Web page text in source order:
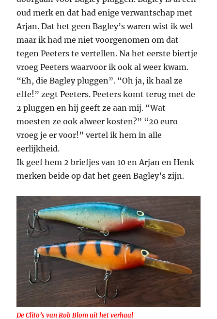
oud merk en dat had enige verwantschap met
Arjan. Dat het geen Bagley’s waren wist ik wel
maar ik had me niet voorgenomen om dat
tegen Peeters te vertellen. Na het eerste biertje
vroeg Peeters waarvoor ik ook al weer kwam.
“Eh, die Bagley pluggen”. “Oh ja, ik haal ze
effe!” zegt Peeters. Peeters komt terug met de
2 pluggen en hij geeft ze aan mij. “Wat
moesten ze ook alweer kosten?” “20 euro
vroeg je er voor!” vertel ik hem in alle
eerlijkheid.
Ik geef hem 2 briefjes van 10 en Arjan en Henk
merken beide op dat het geen Bagley’s zijn.
De Clito’s van Rob Blom uit het verhaal